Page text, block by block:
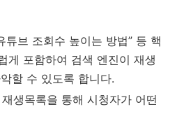
튜브 조회수 높이는 방법” 등 핵
게 포함하여 검색 엔진이 재생
할 수 있도록 합니다.
생목록을 통해 시청자가 어떤